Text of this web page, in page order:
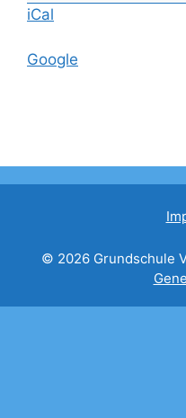
iCal
Google
© 2026 Grundschule